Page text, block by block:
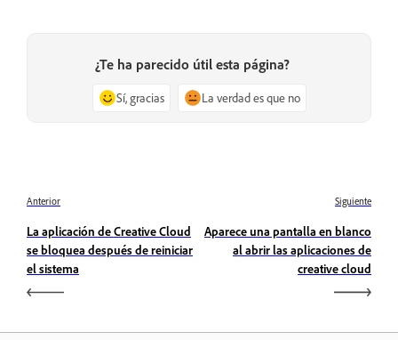
¿Te ha parecido útil esta página?
Sí, gracias La verdad es que no
Anterior
La aplicación de Creative Cloud
se bloquea después de reiniciar
el sistema
Siguiente
Aparece una pantalla en blanco
al abrir las aplicaciones de
creative cloud